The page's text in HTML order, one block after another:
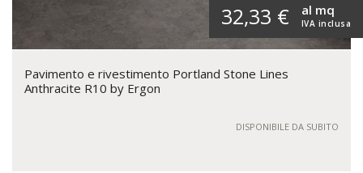
32,33 € IVA inclusa
al mq
Pavimento e rivestimento Portland Stone Lines
Anthracite R10 by Ergon
DISPONIBILE DA SUBITO